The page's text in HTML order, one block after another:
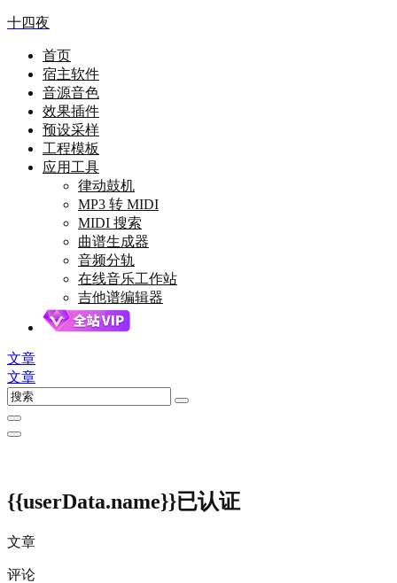
十四夜
首页
宿主软件
音源音色
效果插件
预设采样
工程模板
应用工具
律动鼓机
MP3 转 MIDI
MIDI 搜索
曲谱生成器
音频分轨
在线音乐工作站
吉他谱编辑器
文章
文章
{{userData.name}}已认证
文章
评论